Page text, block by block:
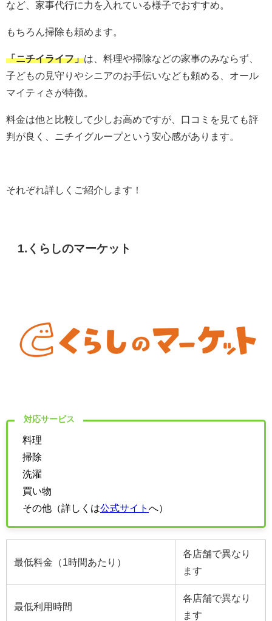
など、家事代行に力を入れている様子でおすすめ。
もちろん掃除も頼めます。
「ニチイライフ」は、料理や掃除などの家事のみならず、
子どもの見守りやシニアのお手伝いなども頼める、オール
マイティさが特徴。
料金は他と比較して少しお高めですが、口コミを見ても評
判が良く、ニチイグループという安心感があります。
それぞれ詳しくご紹介します！
1.くらしのマーケット
対応サービス
料理
掃除
洗濯
買い物
その他（詳しくは公式サイト へ）
最低料金（1時間あたり）
各店舗で異なり
ます
最低利用時間
各店舗で異なり
ます